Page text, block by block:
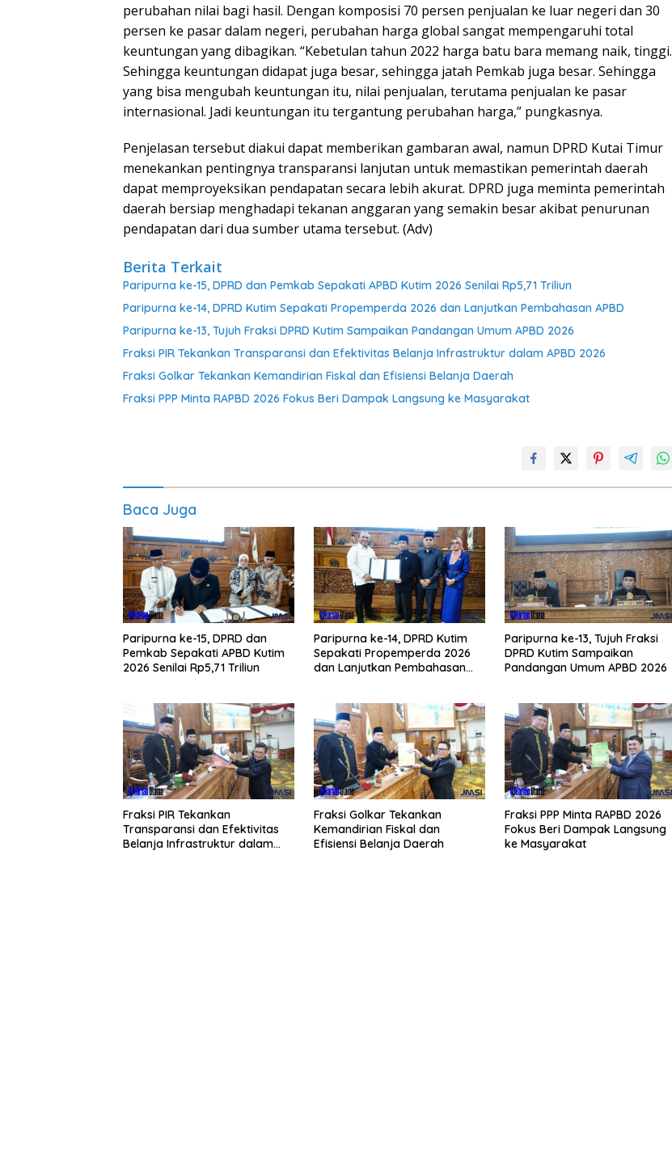
perubahan nilai bagi hasil. Dengan komposisi 70 persen penjualan ke luar negeri dan 30
persen ke pasar dalam negeri, perubahan harga global sangat mempengaruhi total
keuntungan yang dibagikan. “Kebetulan tahun 2022 harga batu bara memang naik, tinggi.
Sehingga keuntungan didapat juga besar, sehingga jatah Pemkab juga besar. Sehingga
yang bisa mengubah keuntungan itu, nilai penjualan, terutama penjualan ke pasar
internasional. Jadi keuntungan itu tergantung perubahan harga,” pungkasnya.
Penjelasan tersebut diakui dapat memberikan gambaran awal, namun DPRD Kutai Timur
menekankan pentingnya transparansi lanjutan untuk memastikan pemerintah daerah
dapat memproyeksikan pendapatan secara lebih akurat. DPRD juga meminta pemerintah
daerah bersiap menghadapi tekanan anggaran yang semakin besar akibat penurunan
pendapatan dari dua sumber utama tersebut. (Adv)
Berita Terkait
Paripurna ke-15, DPRD dan Pemkab Sepakati APBD Kutim 2026 Senilai Rp5,71 Triliun
Paripurna ke-14, DPRD Kutim Sepakati Propemperda 2026 dan Lanjutkan Pembahasan APBD
Paripurna ke-13, Tujuh Fraksi DPRD Kutim Sampaikan Pandangan Umum APBD 2026
Fraksi PIR Tekankan Transparansi dan Efektivitas Belanja Infrastruktur dalam APBD 2026
Fraksi Golkar Tekankan Kemandirian Fiskal dan Efisiensi Belanja Daerah
Fraksi PPP Minta RAPBD 2026 Fokus Beri Dampak Langsung ke Masyarakat
Baca Juga
Paripurna ke-15, DPRD dan
Pemkab Sepakati APBD Kutim
2026 Senilai Rp5,71 Triliun
Paripurna ke-14, DPRD Kutim
Sepakati Propemperda 2026
dan Lanjutkan Pembahasan
Paripurna ke-13, Tujuh Fraksi
DPRD Kutim Sampaikan
Pandangan Umum APBD 2026
Fraksi PIR Tekankan
Transparansi dan Efektivitas
Belanja Infrastruktur dalam
Fraksi Golkar Tekankan
Kemandirian Fiskal dan
Efisiensi Belanja Daerah
Fraksi PPP Minta RAPBD 2026
Fokus Beri Dampak Langsung
ke Masyarakat